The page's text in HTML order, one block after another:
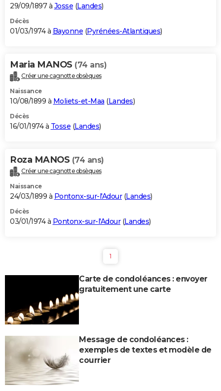
29/09/1897 à Josse (Landes)
Décès
01/03/1974 à Bayonne (Pyrénées-Atlantiques)
Maria MANOS (74 ans)
Créer une cagnotte obsèques
Naissance
10/08/1899 à Moliets-et-Maa (Landes)
Décès
16/01/1974 à Tosse (Landes)
Roza MANOS (74 ans)
Créer une cagnotte obsèques
Naissance
24/03/1899 à Pontonx-sur-l'Adour(Landes)
Décès
03/01/1974 à Pontonx-sur-l'Adour(Landes)
1
Carte de condoléances : envoyer
gratuitement une carte
Message de condoléances :
exemples de textes et modèle de
courrier